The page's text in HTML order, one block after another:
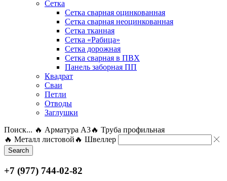
Сетка
Сетка сварная оцинкованная
Сетка сварная неоцинкованная
Сетка тканная
Сетка «Рабица»
Сетка дорожная
Сетка сварная в ПВХ
Панель заборная ПП
Квадрат
Сваи
Петли
Отводы
Заглушки
Поиск... 🔥 Арматура А3🔥 Труба профильная
🔥 Металл листовой 🔥 Швеллер
Search
+7 (977) 744-02-82